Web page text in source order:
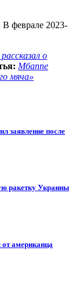
В феврале 2023-
о
Мбаппе
мяча»
заявление после
ракетку Украины
американца